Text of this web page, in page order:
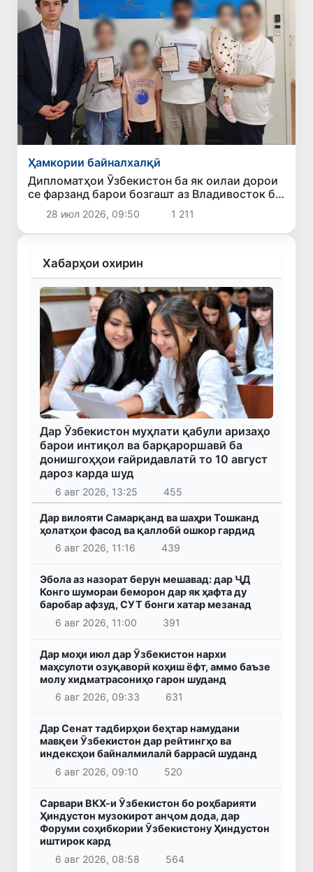
Ҳамкории байналхалқӣ
Дипломатҳои Ӯзбекистон ба як оилаи дорои
се фарзанд барои бозгашт аз Владивосток ба
Ватан кумак карданд
28 июл 2026, 09:50 1 211
Хабарҳои охирин
Дар Ӯзбекистон муҳлати қабули аризаҳо
барои интиқол ва барқароршавӣ ба
донишгоҳҳои ғайридавлатӣ то 10 август
дароз карда шуд
6 авг 2026, 13:25 455
Дар вилояти Самарқанд ва шаҳри Тошканд
ҳолатҳои фасод ва қаллобӣ ошкор гардид
6 авг 2026, 11:16
439
Эбола аз назорат берун мешавад: дар ҶД
Конго шумораи беморон дар як ҳафта ду
баробар афзуд, СУТ бонги хатар мезанад
6 авг 2026, 11:00
391
Дар моҳи июл дар Ӯзбекистон нархи
маҳсулоти озуқаворӣ коҳиш ёфт, аммо баъзе
молу хидматрасониҳо гарон шуданд
6 авг 2026, 09:33
631
Дар Сенат тадбирҳои беҳтар намудани
мавқеи Ӯзбекистон дар рейтингҳо ва
индексҳои байналмилалӣ баррасӣ шуданд
6 авг 2026, 09:10
520
Сарвари ВКХ-и Ӯзбекистон бо роҳбарияти
Ҳиндустон музокирот анҷом дода, дар
Форуми соҳибкории Ӯзбекистону Ҳиндустон
иштирок кард
6 авг 2026, 08:58
564